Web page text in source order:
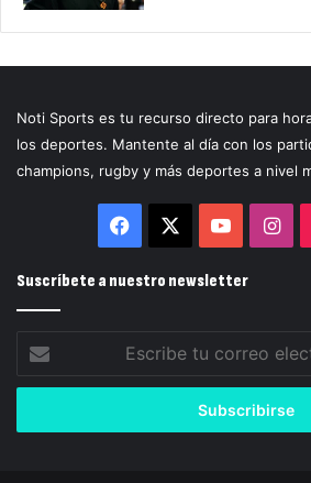
Noti Sports es tu recurso directo para
los deportes. Mantente al día con los
champions, rugby y más deportes a nivel
Facebook YouTube
Suscríbete a nuestro newsletter
tu
correo